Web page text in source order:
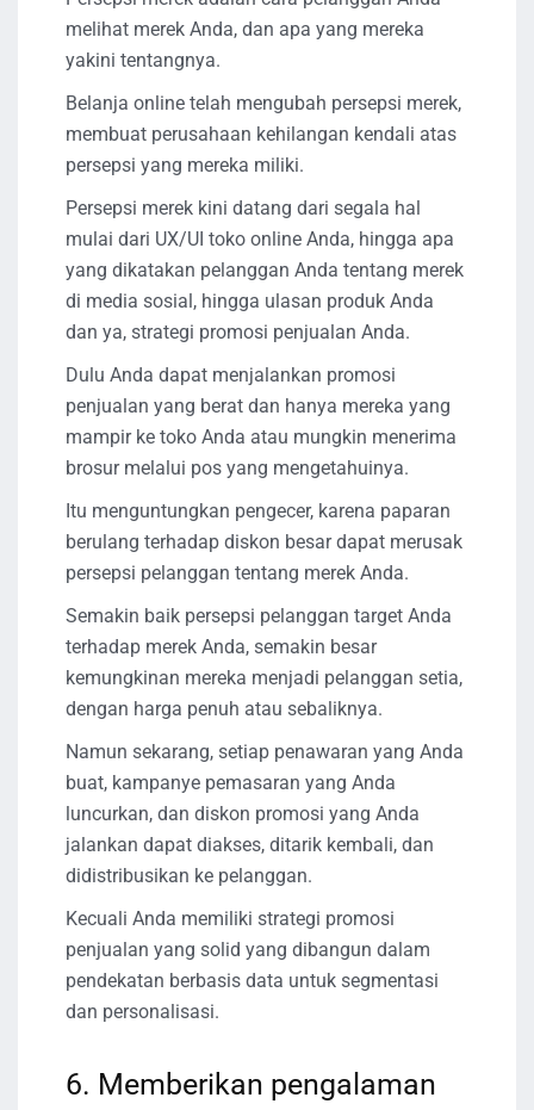
melihat merek Anda, dan apa yang mereka
yakini tentangnya.
Belanja online telah mengubah persepsi merek,
membuat perusahaan kehilangan kendali atas
persepsi yang mereka miliki.
Persepsi merek kini datang dari segala hal
mulai dari UX/UI toko online Anda, hingga apa
yang dikatakan pelanggan Anda tentang merek
di media sosial, hingga ulasan produk Anda
dan ya, strategi promosi penjualan Anda.
Dulu Anda dapat menjalankan promosi
penjualan yang berat dan hanya mereka yang
mampir ke toko Anda atau mungkin menerima
brosur melalui pos yang mengetahuinya.
Itu menguntungkan pengecer, karena paparan
berulang terhadap diskon besar dapat merusak
persepsi pelanggan tentang merek Anda.
Semakin baik persepsi pelanggan target Anda
terhadap merek Anda, semakin besar
kemungkinan mereka menjadi pelanggan setia,
dengan harga penuh atau sebaliknya.
Namun sekarang, setiap penawaran yang Anda
buat, kampanye pemasaran yang Anda
luncurkan, dan diskon promosi yang Anda
jalankan dapat diakses, ditarik kembali, dan
didistribusikan ke pelanggan.
Kecuali Anda memiliki strategi promosi
penjualan yang solid yang dibangun dalam
pendekatan berbasis data untuk segmentasi
dan personalisasi.
6. Memberikan pengalaman